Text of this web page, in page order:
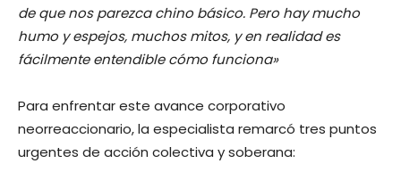
de que nos parezca chino básico. Pero hay mucho
humo y espejos, muchos mitos, y en realidad es
fácilmente entendible cómo funciona»
Para enfrentar este avance corporativo
neorreaccionario, la especialista remarcó tres puntos
urgentes de acción colectiva y soberana: